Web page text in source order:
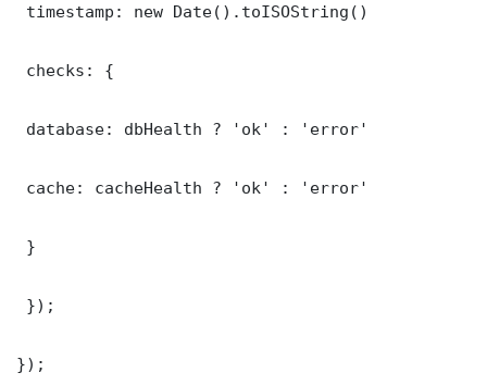
timestamp: new Date().toISOString()
checks: {
database: dbHealth ? 'ok' : 'error'
cache: cacheHealth ? 'ok' : 'error'
}
});
});